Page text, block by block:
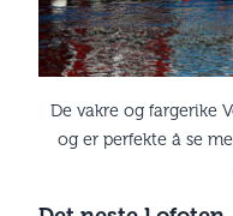
De vakre og fargerike
og er perfekte å se